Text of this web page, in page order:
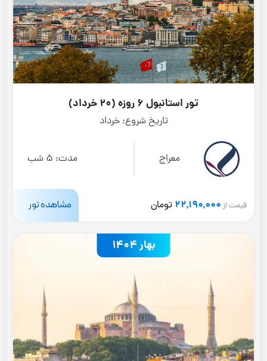
تور استانبول 6 روزه (20 خرداد)
تاریخ شروع: خرداد
معراج مدت: 5 شب
قیمت از 22,190,000 تومان مشاهده تور
بهار 1404